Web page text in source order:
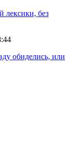
лексики, без
обиделись, или